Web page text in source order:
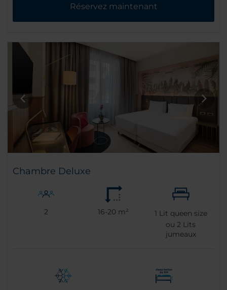
Réservez maintenant
Chambre Deluxe
2 16-20 m² 1 Lit queen size
ou2 Lits
jumeaux